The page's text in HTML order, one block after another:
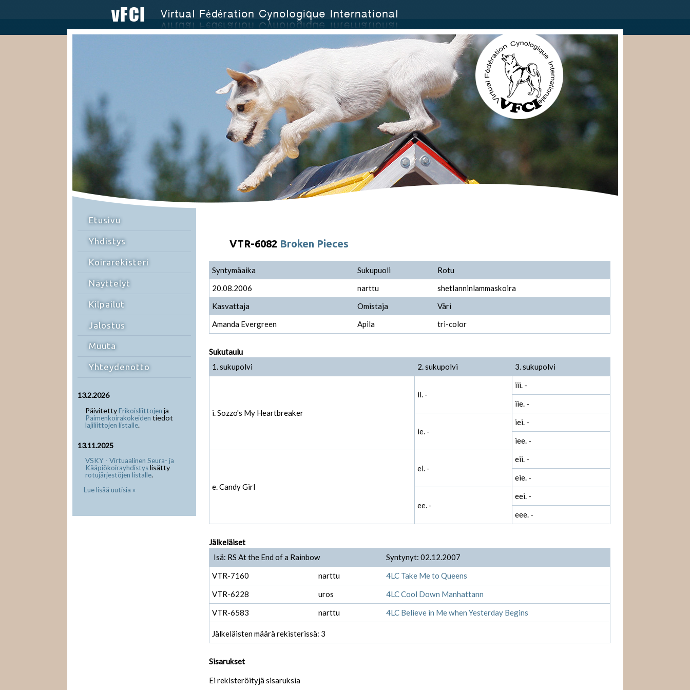
Etusivu
Yhdistys
Koirarekisteri
Näyttelyt
Kilpailut
Jalostus
Muuta
Yhteydenotto
13.2.2026
PäivitettyErikoisliittojen ja
Paimenkoirakokeiden tiedot
lajiliittojen listalle.
13.11.2025
VSKY - Virtuaalinen Seura- ja
Kääpiökoirayhdistyslisätty
rotujärjestöjen listalle.
Lue lisää uutisia »
VTR-6082 Broken Pieces
Syntymäaika Sukupuoli
Rotu
20.08.2006
narttu
shetlanninlammaskoira
Kasvattaja
Omistaja
Väri
Amanda Evergreen
Apila tri-color
Sukutaulu
1. sukupolvi
2. sukupolvi 3. sukupolvi
i. Sozzo's My Heartbreaker
ii. -
iii. -
iie. -
ie. -
iei. -
iee. -
e. Candy Girl
ei. -
eii. -
eie. -
ee. -
eei. -
eee. -
Jälkeläiset
Isä: RS At the End of a Rainbow
Syntynyt: 02.12.2007
VTR-7160
narttu
4LC Take Me to Queens
VTR-6228
uros
4LC Cool Down Manhattann
VTR-6583
narttu 4LC Believe in Me when Yesterday Begins
Jälkeläisten määrä rekisterissä: 3
Sisarukset
Ei rekisteröityjä sisaruksia